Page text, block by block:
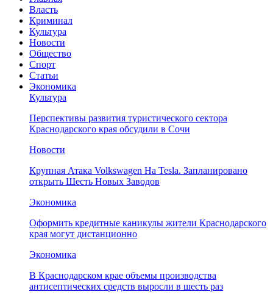
Власть
Криминал
Культура
Новости
Общество
Спорт
Статьи
Экономика
Культура
Перспективы развития туристического сектора
Краснодарского края обсудили в Сочи
Новости
Крупная Атака Volkswagen На Tesla. Запланировано
открыть Шесть Новых Заводов
Экономика
Оформить кредитные каникулы жители Краснодарского
края могут дистанционно
Экономика
В Краснодарском крае объемы производства
антисептических средств выросли в шесть раз